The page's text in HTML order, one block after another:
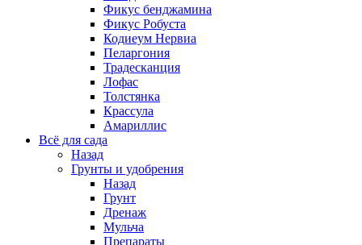
Фикус бенджамина
Фикус Робуста
Кодиеум Нервиа
Пеларгония
Традесканция
Лофас
Толстянка
Крассула
Амариллис
Всё для сада
Назад
Грунты и удобрения
Назад
Грунт
Дренаж
Мульча
Препараты